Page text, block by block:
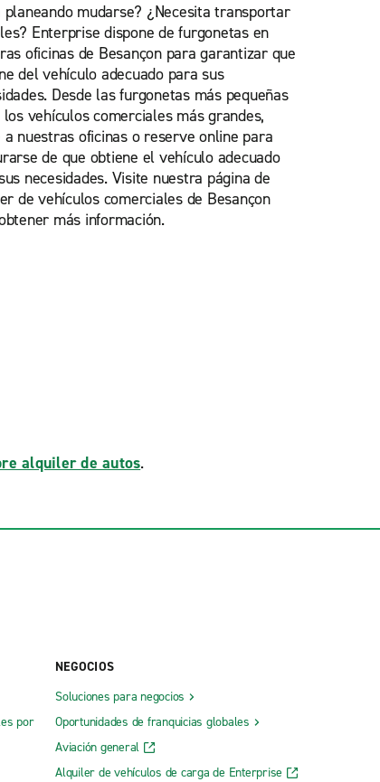
planeando mudarse? ¿Necesita transportar
Enterprise dispone de furgonetas en
oficinas de Besançon para garantizar que
del vehículo adecuado para sus
Desde las furgonetas más pequeñas
los vehículos comerciales más grandes,
nuestras oficinas o reserve online para
de que obtiene el vehículo adecuado
necesidades. Visite nuestra página de
de vehículos comerciales de Besançon
más información.
alquiler de autos.
por
NEGOCIOS
Soluciones para negocios
Oportunidades de franquicias globales
Aviación general
Alquiler de vehículos de carga de Enterprise